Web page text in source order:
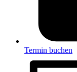
Termin buchen